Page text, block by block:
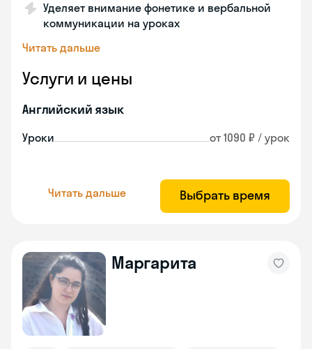
Уделяет внимание фонетике и вербальной
коммуникации на уроках
Читать дальше
Услуги и цены
Английский язык
Уроки от 1090 ₽ / урок
Читать дальше Выбрать время
Маргарита